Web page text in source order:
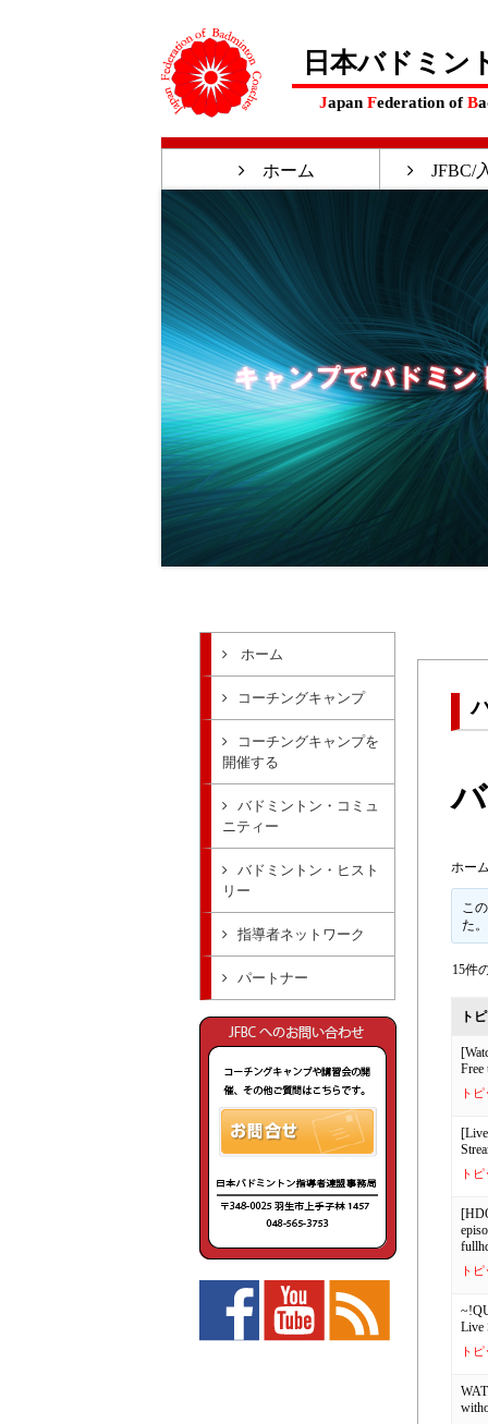
日本バドミン
Japan Federation ofB
ホーム JFBC/
ホーム
コーチングキャンプ
コーチングキャンプを
開催する
バドミントン・コミュ
ニティー
バドミントン・ヒスト
リー
指導者ネットワーク
パートナー
ホー
こ
た。
15件
ト
Free
ト
ト
ト
Live
ト